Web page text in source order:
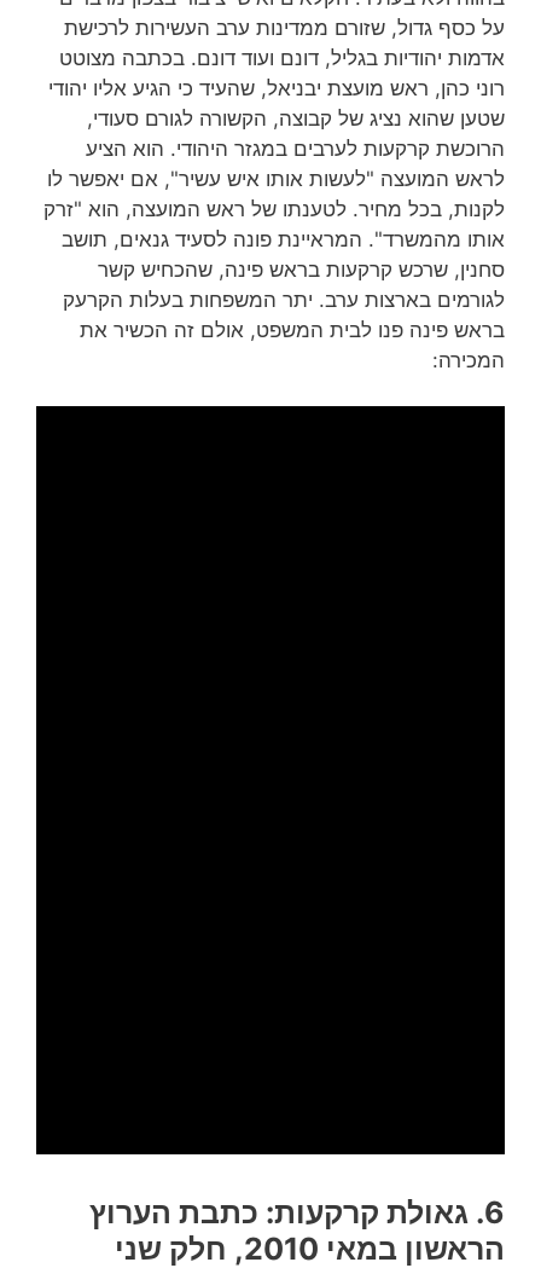
על כסף גדול, שזורם ממדינות ערב העשירות לרכישת
אדמות יהודיות בגליל, דונם ועוד דונם. בכתבה מצוטט
רוני כהן, ראש מועצת יבניאל, שהעיד כי הגיע אליו יהודי
שטען שהוא נציג של קבוצה, הקשורה לגורם סעודי,
הרוכשת קרקעות לערבים במגזר היהודי. הוא הציע
לראש המועצה "לעשות אותו איש עשיר", אם יאפשר לו
לקנות, בכל מחיר. לטענתו של ראש המועצה, הוא "זרק
אותו מהמשרד". המראיינת פונה לסעיד גנאים, תושב
סחנין, שרכש קרקעות בראש פינה, שהכחיש קשר
לגורמים בארצות ערב. יתר המשפחות בעלות הקרעק
בראש פינה פנו לבית המשפט, אולם זה הכשיר את
המכירה:
6. גאולת קרקעות: כתבת הערוץ
הראשון במאי 2010, חלק שני